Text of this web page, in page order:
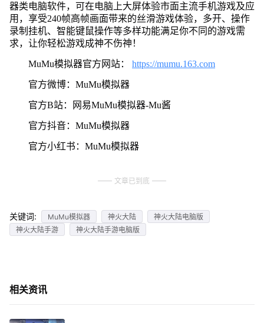
器类电脑软件，可在电脑上大屏体验市面主流手机游戏及应
用，享受240帧高帧画面带来的丝滑游戏体验，多开、操作
录制挂机、智能键鼠操作等多样功能满足你不同的游戏需
求，让你轻松游戏成神不伤神！
MuMu模拟器官方网站： https://mumu.163.com
官方微博：MuMu模拟器
官方B站：网易MuMu模拟器-Mu酱
官方抖音：MuMu模拟器
官方小红书：MuMu模拟器
文章已到底
关键词: MuMu模拟器 神火大陆
神火大陆电脑版
神火大陆手游
神火大陆手游电脑版
相关资讯